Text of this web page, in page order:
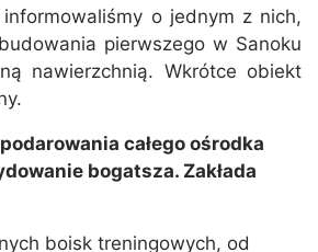
o jednym z nich,
pierwszego w Sanoku
nawierzchnią. Wkrótce obiekt
całego ośrodka
bogatsza. Zakłada
boisk treningowych, od